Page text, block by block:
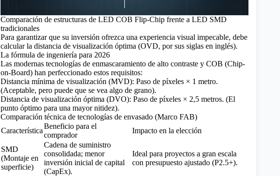
Comparación de estructuras de LED COB Flip-Chip frente a LED SMD
tradicionales
Para garantizar que su inversión ofrezca una experiencia visual impecable, debe
calcular la distancia de visualización óptima (OVD, por sus siglas en inglés).
La fórmula de ingeniería para 2026
Las modernas tecnologías de enmascaramiento de alto contraste y COB (Chip-
on-Board) han perfeccionado estos requisitos:
Distancia mínima de visualización (MVD): Paso de píxeles × 1 metro.
(Aceptable, pero puede que se vea algo de grano).
Distancia de visualización óptima (DVO): Paso de píxeles × 2,5 metros. (El
punto óptimo para una mayor nitidez).
Comparación técnica de tecnologías de envasado (Marco FAB)
Característica
Beneficio para el
comprador
Impacto en la elección
SMD
(Montaje en
superficie)
Cadena de suministro
consolidada; menor
inversión inicial de capital
(CapEx).
Ideal para proyectos a gran escala
con presupuesto ajustado (P2.5+).